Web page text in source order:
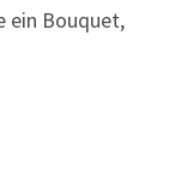
ein Bouquet,